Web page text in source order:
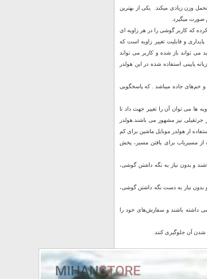
وزن زیادی میکند. یکی از بهترین
میگیرد.
در قسمت نگهدارنده گوشی امکان چرخش 360 درجه را فراهم کرده که کاربر گوشی را در هر زاویه ای
شده در این محصول با پایداری و قابلیت تغییر زاویه است که
می توان قرار داد. قسمت نگهدارنده گوشی در این هولدر به وسیله 2 عدد کلید می تواند باز شده و کاربر می تواند
گوشی خود را بر روی این هولدر محکم کند. هولدر موبایل جرثقیلی 360 درجه زبانه پایینی استفاده شده در این هولدر
و خم‌های جاده میباشد . که پاسخگویی
زاویه ها می توان آن را تغییر جهت داد تا
جرثقیلی نیز مشهور می باشند.هولدر
از هولدر موبایل ماشین برای کم
مسیریاب برای یافتن مسیر، پخش
و بدون نیاز به نگه داشتن گوشی،
و بدون نیاز به دست نگه داشتن گوشی،
داشته باشند و سفارش‌های خود را
شدن آن جلوگیری کنند.